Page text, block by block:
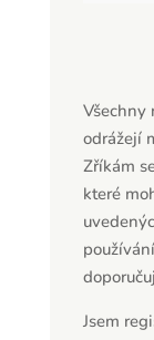
Všechny
odrážejí
Zříkám
které
Jsem